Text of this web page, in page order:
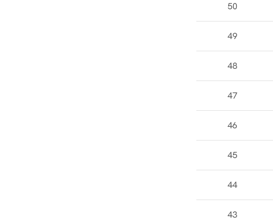
50
49
48
47
46
45
44
43